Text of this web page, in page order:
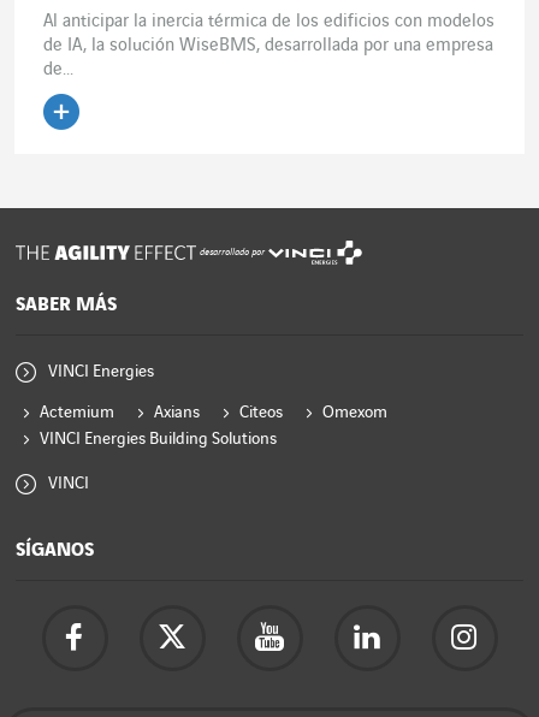
Al anticipar la inercia térmica de los edificios con modelos
de IA, la solución WiseBMS, desarrollada por una empresa
de...
desarrollado por
SABER MÁS
VINCI Energies
Actemium Axians Citeos
Omexom
VINCI Energies Building Solutions
VINCI
SÍGANOS